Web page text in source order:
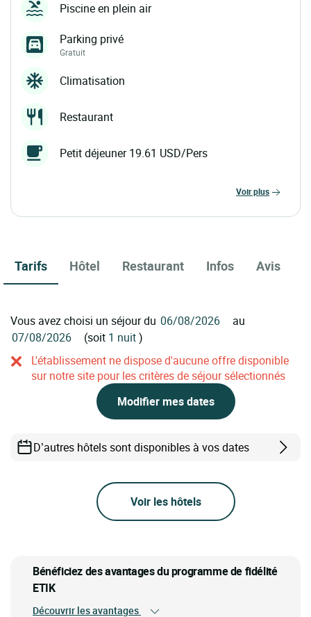
Piscine en plein air
Parking privé
Gratuit
Climatisation
Restaurant
Petit déjeuner 19.61 USD/Pers
voir plus
Tarifs Hôtel Restaurant Infos Avis
Vous avez choisi un séjour du
au
(soit 1 nuit)
L'établissement ne dispose d'aucune offre disponible
sur notre site pour les critères de séjour sélectionnés
Modifier mes dates
D’autres hôtels sont disponibles à vos dates
Voir les hôtels
Bénéficiez des avantages du programme de fidélité
ETIK
Découvrir les avantages